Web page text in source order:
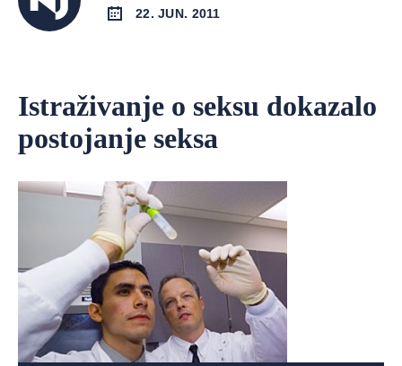
22. JUN. 2011
Istraživanje o seksu dokazalo
postojanje seksa